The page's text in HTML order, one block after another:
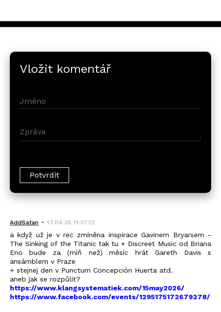
Vložit komentář
AddSatan - 17.04.26 11:37:12
a když už je v rec zmíněna inspirace Gavinem Bryarsem -
The Sinking of the Titanic tak tu + Discreet Music od Briana
Eno bude za (míň než) měsíc hrát Gareth Davis s
ansámblem v Praze
+ stejnej den v Punctum Concepción Huerta atd.
aneb jak se rozpůlit?
https://www.klangsystematiek.com/15may2026/
https://www.facebook.com/events/1295175172679278/